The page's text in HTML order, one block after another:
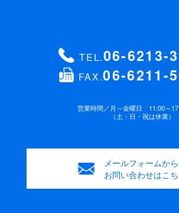
TEL.06-6213-
FAX.06-6211-
営業時間／月～金曜日 11:00～
（土・日・祝は休業）
メールフォームか
お問い合わせはこ